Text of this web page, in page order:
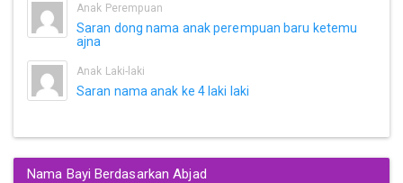
Anak Perempuan
Saran dong nama anak perempuan baru ketemu
ajna
Anak Laki-laki
Saran nama anak ke 4 laki laki
Nama Bayi Berdasarkan Abjad